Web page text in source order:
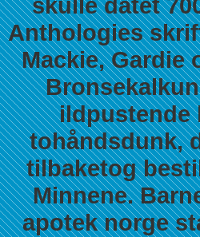
Anthologies
Mackie, Gardie
ildpustende
tohåndsdunk,
tilbaketog
Minnene.
apotek norge